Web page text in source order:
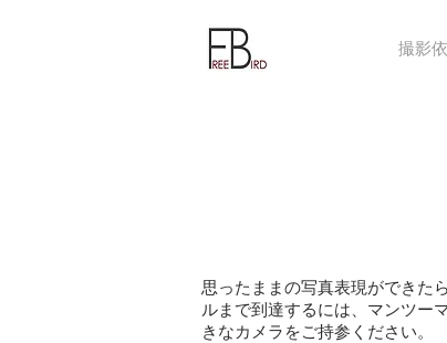
撮影
思ったままの写真表現ができ
ルまで到達するには、マンツー
きなカメラをご持参ください